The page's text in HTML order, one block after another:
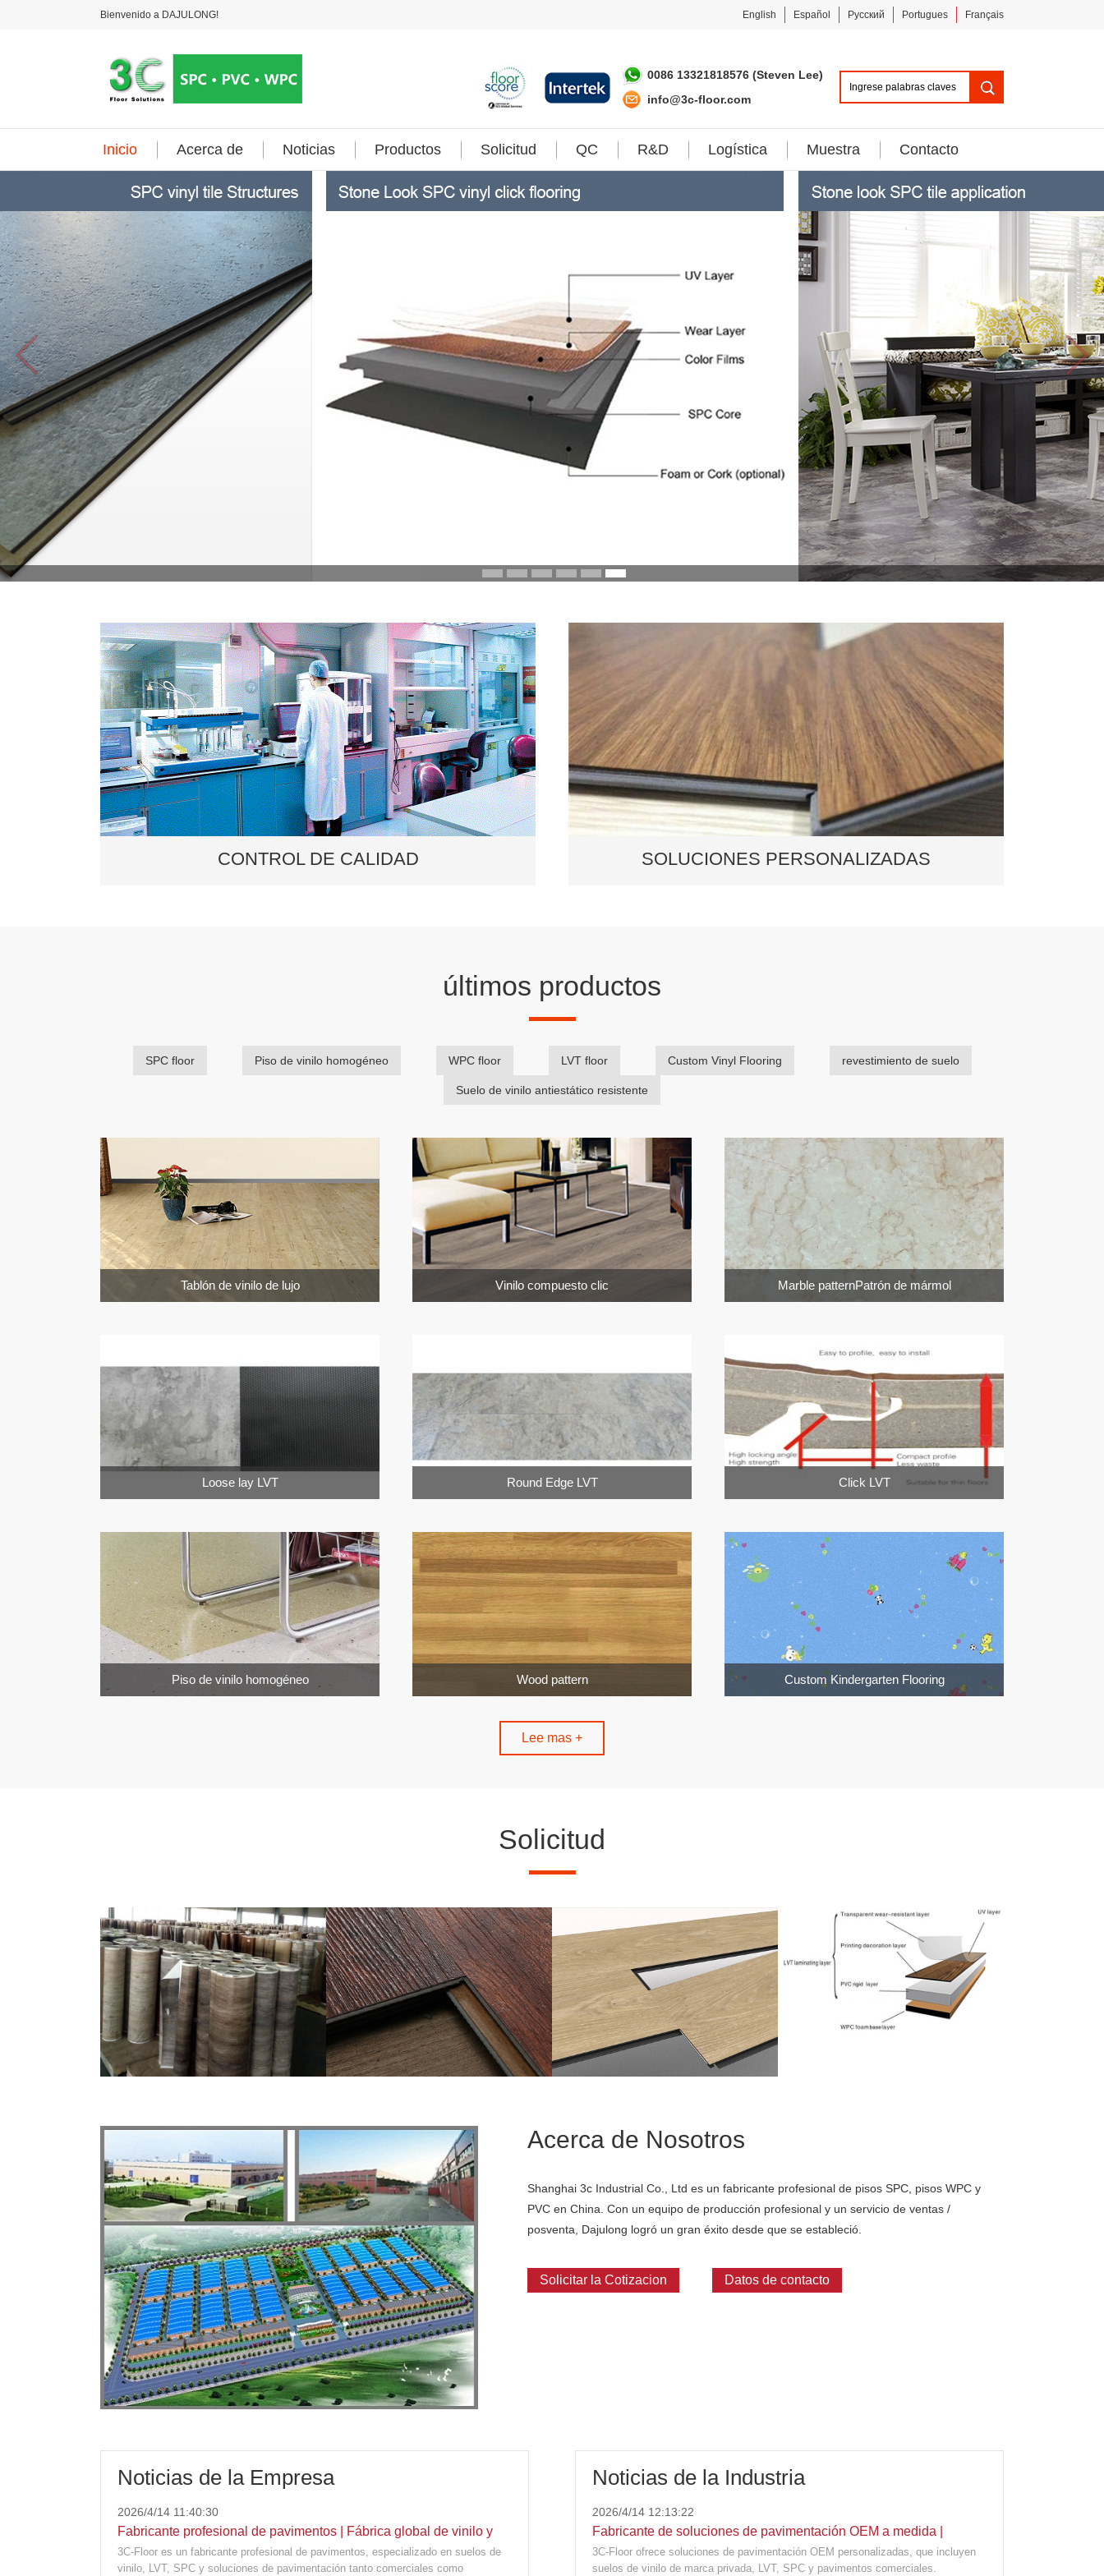
Bienvenido a DAJULONG! English Español Pусский Portugues Français
0086 13321818576 (Steven Lee)
info@3c-floor.com
Inicio Acerca de Noticias Productos Solicitud QC R&D Logística Muestra Contacto
CONTROL DE CALIDAD
Dajulong Floor tiene un sistema de control de calidad
Lee mas +
SOLUCIONES PERSONALIZADAS
wide variety of fibers (nylon, polyester, Kevlar, etc.) and
performance.
Lee mas +
últimos productos
SPC floor Piso de vinilo homogéneo WPC floor LVT floor Custom Vinyl Flooring revestimiento de suelo
Suelo de vinilo antiestático resistente
Tablón de vinilo de lujo Vinilo compuesto clic Marble patternPatrón de mármol
Loose lay LVT Round Edge LVT Click LVT
Piso de vinilo homogéneo Wood pattern Custom Kindergarten Flooring
Lee mas +
Solicitud
Acerca de Nosotros
Shanghai 3c Industrial Co., Ltd es un fabricante profesional de pisos SPC, pisos WPC y
PVC en China. Con un equipo de producción profesional y un servicio de ventas /
posventa, Dajulong logró un gran éxito desde que se estableció.
Solicitar la Cotizacion Datos de contacto
Noticias de la Empresa
2026/4/14 11:40:30
Fabricante profesional de pavimentos | Fábrica global de vinilo y
pavimentos comerciales
3C-Floor es un fabricante profesional de pavimentos, especializado en suelos de
vinilo, LVT, SPC y soluciones de pavimentación tanto comerciales como
Noticias de la Industria
2026/4/14 12:13:22
Fabricante de soluciones de pavimentación OEM a medida |
Fábrica de pavimentos de marca privada y para proyectos
3C-Floor ofrece soluciones de pavimentación OEM personalizadas, que incluyen
suelos de vinilo de marca privada, LVT, SPC y pavimentos comerciales.